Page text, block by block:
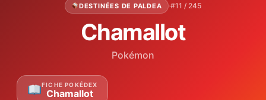
DESTINÉES DE PALDEA ·#11 / 245
Chamallot
Pokémon
FICHE POKÉDEX
Chamallot